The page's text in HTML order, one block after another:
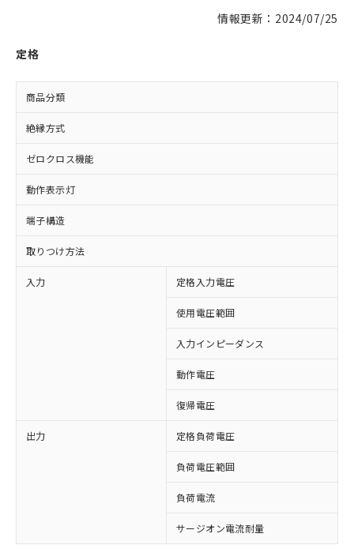
情報更新：2024/07/25
定格
商品分類
絶縁方式
ゼロクロス機能
動作表示灯
端子構造
取りつけ方法
入力 定格入力電圧
使用電圧範囲
入力インピーダンス
動作電圧
復帰電圧
出力 定格負荷電圧
負荷電圧範囲
負荷電流
サージオン電流耐量
対応済み：EU RoHS指令（10物質）の
対応予定：EU RoHS指令（10物質）の非含